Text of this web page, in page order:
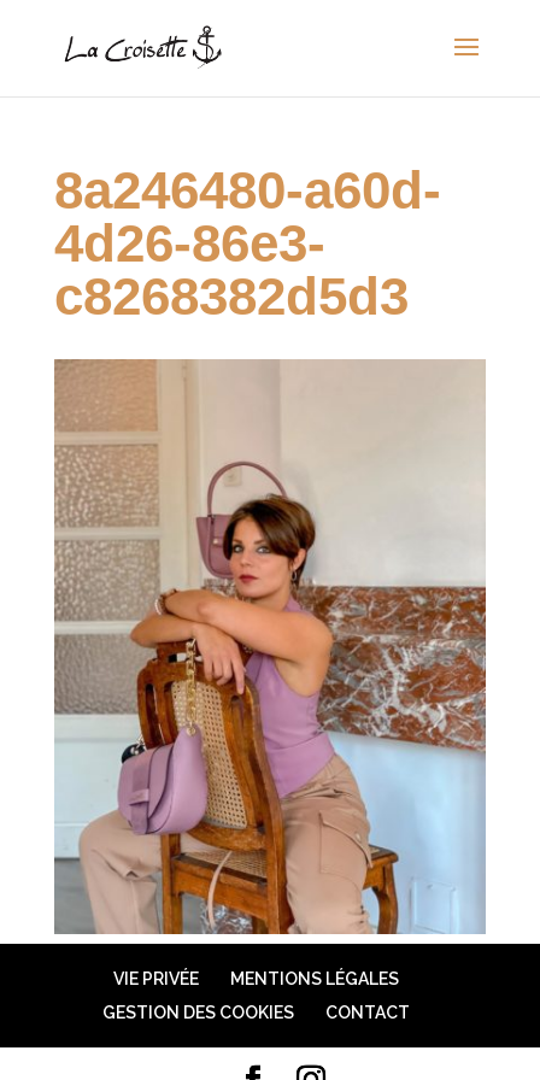
8a246480-a60d-
4d26-86e3-
c8268382d5d3
VIE PRIVÉE
MENTIONS LÉGALES
GESTION DES COOKIES
CONTACT